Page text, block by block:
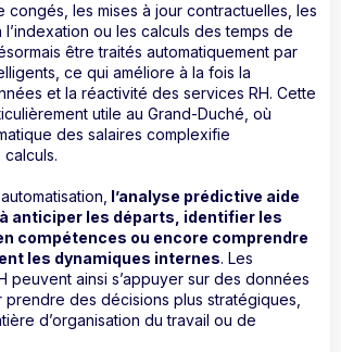
congés, les mises à jour contractuelles, les
l’indexation ou les calculs des temps de
être traités automatiquement par
ce qui améliore à la fois la
et la réactivité des services RH. Cette
utile au Grand-Duché, où
des salaires complexifie
l’analyse prédictive aide
anticiper les départs, identifier les
compétences ou encore comprendre
les dynamiques internes. Les
peuvent ainsi s’appuyer sur des données
des décisions plus stratégiques,
d’organisation du travail ou de